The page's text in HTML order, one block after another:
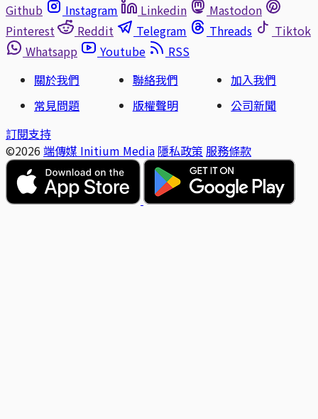
Github
Instagram Linkedin
Mastodon
Pinterest
Reddit Telegram Threads
Tiktok
Whatsapp
Youtube
RSS
關於我們
聯絡我們
加入我們
常見問題
版權聲明
公司新聞
訂閱支持
©2026 端傳媒 Initium Media 隱私政策 服務條款